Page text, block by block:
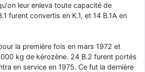
leur enleva toute capacité de
furent convertis en K.1, et 14 B.1A en
la première fois en mars 1972 et
kg de kérozène. 24 B.2 furent portés
en service en 1975. Ce fut la dernière